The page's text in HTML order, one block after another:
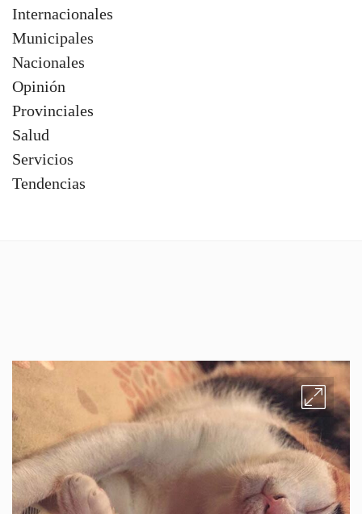
Internacionales
Municipales
Nacionales
Opinión
Provinciales
Salud
Servicios
Tendencias